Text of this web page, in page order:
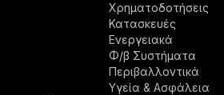
Χρηματοδοτήσεις
Κατασκευές
Ενεργειακά
Φ/β Συστήματα
Περιβαλλοντικά
Υγεία & Ασφάλεια